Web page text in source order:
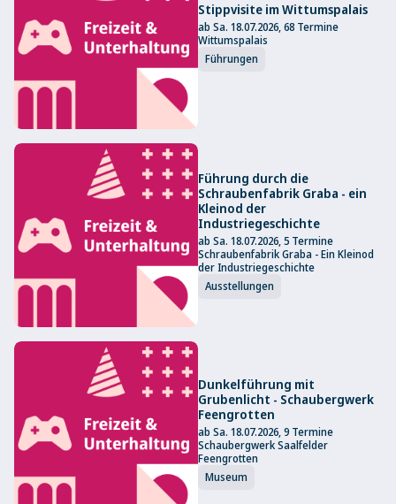
Stippvisite im Wittumspalais
ab Sa. 18.07.2026, 68 Termine
Wittumspalais
Führungen
Führung durch die
Schraubenfabrik Graba - ein
Kleinod der
Industriegeschichte
ab Sa. 18.07.2026, 5 Termine
Schraubenfabrik Graba - Ein Kleinod
der Industriegeschichte
Ausstellungen
Dunkelführung mit
Grubenlicht - Schaubergwerk
Feengrotten
ab Sa. 18.07.2026, 9 Termine
Schaubergwerk Saalfelder
Feengrotten
Museum